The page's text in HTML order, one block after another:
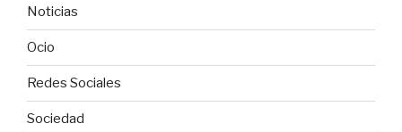
Noticias
Ocio
Redes Sociales
Sociedad